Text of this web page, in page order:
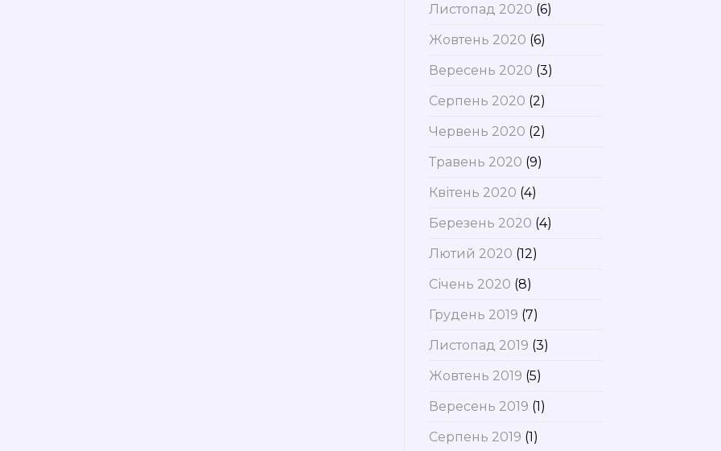
Листопад 2020 (6)
Жовтень 2020 (6)
Вересень 2020 (3)
Серпень 2020 (2)
Червень 2020 (2)
Травень 2020 (9)
Квітень 2020 (4)
Березень 2020 (4)
Лютий 2020 (12)
Січень 2020 (8)
Грудень 2019 (7)
Листопад 2019 (3)
Жовтень 2019 (5)
Вересень 2019 (1)
Серпень 2019 (1)